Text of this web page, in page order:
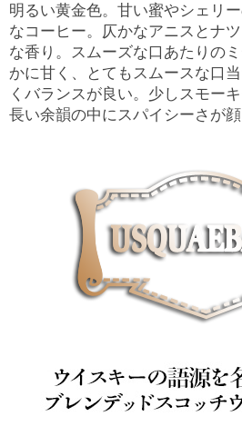
明るい黄金色。甘い蜜やシェリ
なコーヒー。仄かなアニスとナ
な香り。スムーズな口あたりの
かに甘く、とてもスムースな口
くバランスが良い。少しスモー
長い余韻の中にスパイシーさが顔